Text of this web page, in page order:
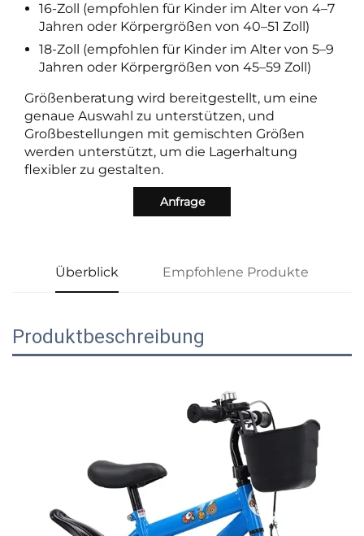
16-Zoll (empfohlen für Kinder im Alter von 4–7
Jahren oder Körpergrößen von 40–51 Zoll)
18-Zoll (empfohlen für Kinder im Alter von 5–9
Jahren oder Körpergrößen von 45–59 Zoll)
Größenberatung wird bereitgestellt, um eine
genaue Auswahl zu unterstützen, und
Großbestellungen mit gemischten Größen
werden unterstützt, um die Lagerhaltung
flexibler zu gestalten.
Anfrage
Überblick Empfohlene Produkte
Produktbeschreibung